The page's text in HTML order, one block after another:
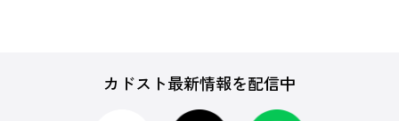
カドスト最新情報を配信中